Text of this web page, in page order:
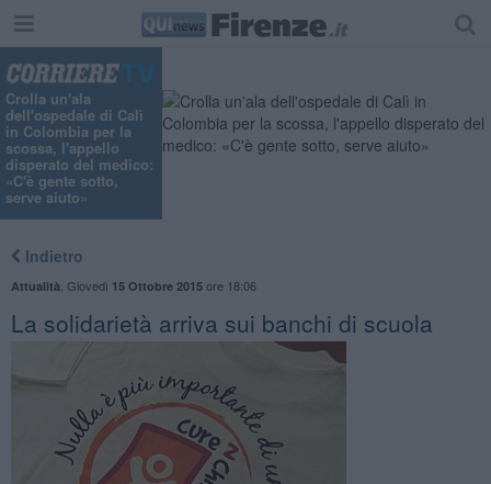
Crolla un'ala
dell'ospedale di Calì
in Colombia per la
scossa, l'appello
disperato del medico:
«C'è gente sotto,
serve aiuto»
Indietro
Attualità Giovedì 15 Ottobre 2015ore 18:06
La solidarietà arriva sui banchi di scuola